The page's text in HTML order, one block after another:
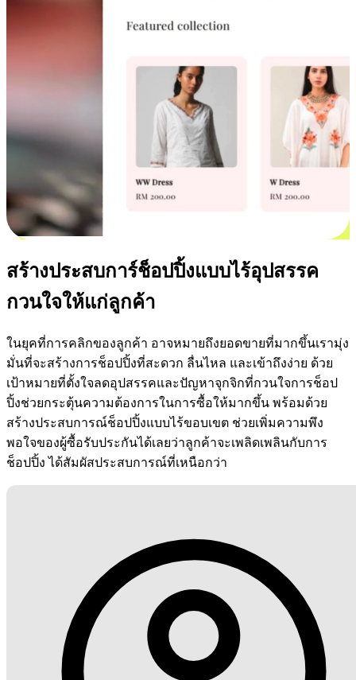
สร้างประสบการ์ช็อปปิ้งแบบไร้อุปสรรค
กวนใจให้แก่ลูกค้า
ในยุคที่การคลิกของลูกค้า อาจหมายถึงยอดขายที่มากขึ้นเรามุ่ง
มั่นที่จะสร้างการช็อปปิ้งที่สะดวก ลื่นไหล และเข้าถึงง่าย ด้วย
เป้าหมายที่ตั้งใจลดอุปสรรคและปัญหาจุกจิกที่กวนใจการช็อป
ปิ้งช่วยกระตุ้นความต้องการในการซื้อให้มากขึ้น พร้อมด้วย
สร้างประสบการณ์ช็อปปิ้งแบบไร้ขอบเขต ช่วยเพิ่มความพึง
พอใจของผู้ซื้อรับประกันได้เลยว่าลูกค้าจะเพลิดเพลินกับการ
ช็อปปิ้ง ได้สัมผัสประสบการณ์ที่เหนือกว่า